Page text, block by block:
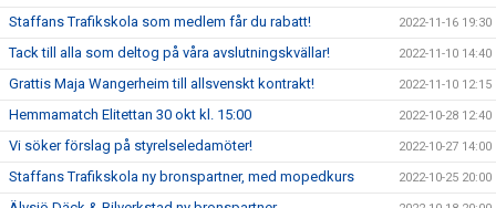
Staffans Trafikskola som medlem får du rabatt! 2022-11-16 19:30
Tack till alla som deltog på våra avslutningskvällar! 2022-11-10 14:40
Grattis Maja Wangerheim till allsvenskt kontrakt! 2022-11-10 12:15
Hemmamatch Elitettan 30 okt kl. 15:00 2022-10-28 12:40
Vi söker förslag på styrelseledamöter! 2022-10-27 14:00
Staffans Trafikskola ny bronspartner, med mopedkurs 2022-10-25 20:00